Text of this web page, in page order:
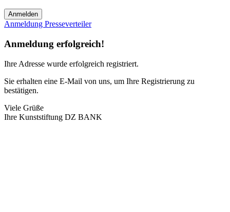
Anmeldung Presseverteiler
Anmeldung erfolgreich!
Ihre Adresse wurde erfolgreich registriert.
Sie erhalten eine E-Mail von uns, um Ihre Registrierung zu
bestätigen.
Viele Grüße
Ihre Kunststiftung DZ BANK